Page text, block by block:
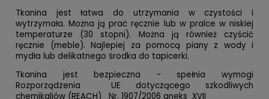
Tkanina jest łatwa do utrzymania w czystości i
wytrzymała. Można ją prać ręcznie lub w pralce w niskiej
temperaturze (30 stopni). Można ją również czyścić
ręcznie (meble). Najlepiej za pomocą piany z wody i
mydła lub delikatnego środka do tapicerki.
Tkanina jest bezpieczna - spełnia wymogi
Rozporządzenia UE dotyczącego szkodliwych
chemikaliów (REACH) Nr. 1907/2006 aneks XVII